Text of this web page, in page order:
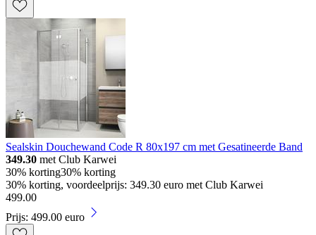
Sealskin Douchewand Code R 80x197 cm met Gesatineerde Band
349.30 met Club Karwei
30% korting30% korting
30% korting, voordeelprijs: 349.30 euro met Club Karwei
499.00
Prijs: 499.00 euro